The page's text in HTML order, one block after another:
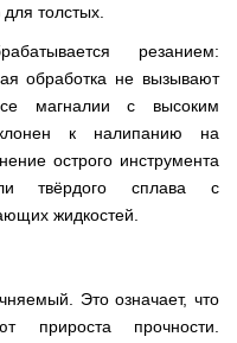
толстых.
резанием:
обработка не вызывают
магналии с высоким
к налипанию на
острого инструмента
твёрдого сплава с
жидкостей.
Это означает, что
прочности.